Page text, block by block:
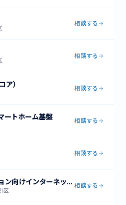
相談する
相談する
ア） 相談する
ートホーム基盤 相談する
相談する
CYBERHOME（マンション向けインターネット一括型）
区
相談する